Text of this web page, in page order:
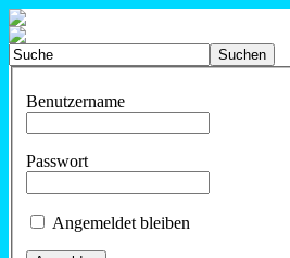
Benutzername
Passwort
Angemeldet bleiben